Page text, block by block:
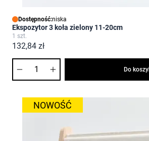
Dostępność:niska
Ekspozytor 3 koła zielony 11-20cm
1 szt.
132,84 zł
Do
NOWOŚĆ